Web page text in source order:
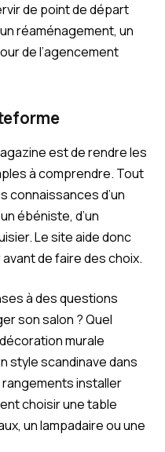
de point de départ
réaménagement, un
de l’agencement
est de rendre les
à comprendre. Tout
connaissances d’un
ébéniste, d’un
Le site aide donc
de faire des choix.
à des questions
son salon ? Quel
murale
style scandinave dans
rangements installer
choisir une table
un lampadaire ou une